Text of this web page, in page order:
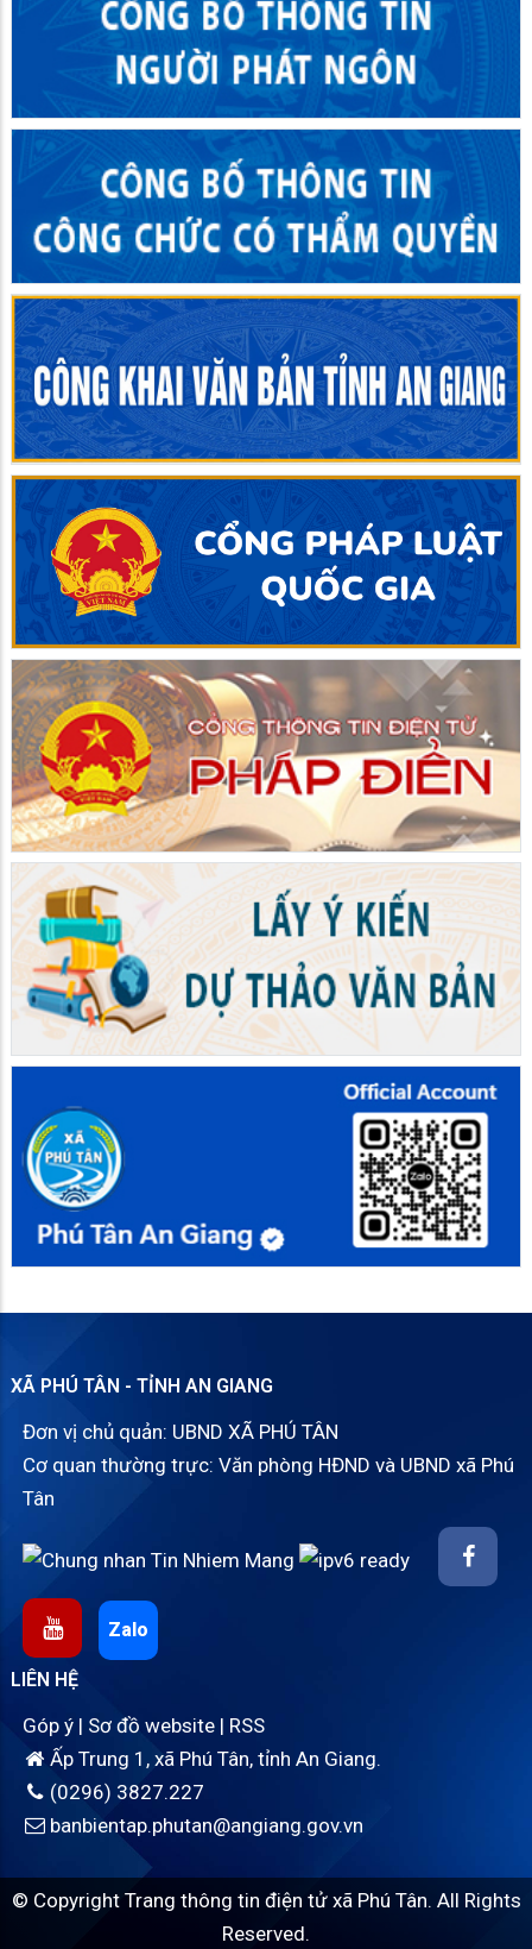
XÃ PHÚ TÂN - TỈNH AN GIANG
Đơn vị chủ quản: UBND XÃ PHÚ TÂN
Cơ quan thường trực: Văn phòng HĐND và UBND xã Phú
Tân
Zalo
LIÊN HỆ
Góp ý | Sơ đồ website | RSS
Ấp Trung 1, xã Phú Tân, tỉnh An Giang.
(0296) 3827.227
banbientap.phutan@angiang.gov.vn
© Copyright Trang thông tin điện tử xã Phú Tân. All Rights
Reserved.